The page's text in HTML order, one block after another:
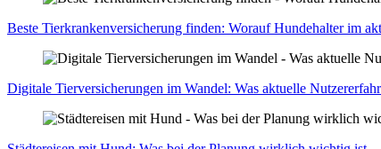
Bes­te Tier­kran­ken­ver­si­che­rung fin­den: Wor­auf Hun­de­hal­ter im
Digi­ta­le Tier­ver­si­che­run­gen im Wan­del: Was aktu­el­le